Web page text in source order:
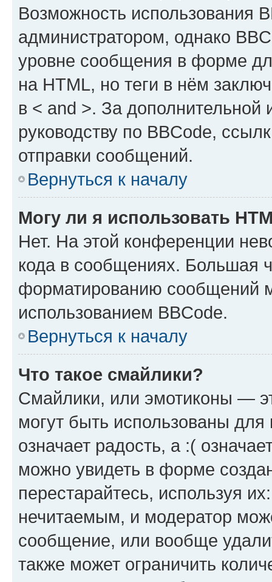
Возможность использования
администратором, однако
уровне сообщения в форме
на HTML, но теги в нём
в < and >. За
руководству по BBCode,
отправки сообщений.
Вернуться к началу
Могу ли я использовать
Нет. На этой конференции
кода в сообщениях. Большая
форматированию сообщений
использованием BBCode.
Вернуться к началу
Что такое смайлики?
Смайлики, или эмотиконы —
могут быть использованы
означает радость, а :(
можно увидеть в форме
перестарайтесь, используя
нечитаемым, и модератор
сообщение, или вообще
также может ограничить